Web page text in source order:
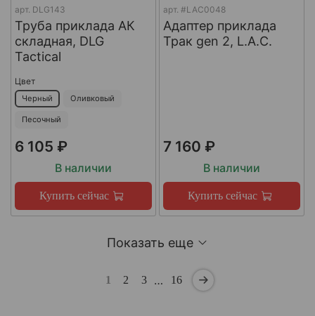
арт. DLG143
Труба приклада АК
складная, DLG
Tactical
Цвет
Черный Оливковый
Песочный
6 105 ₽
В наличии
Купить сейчас
арт. #LAC0048
Адаптер приклада
Трак gen 2, L.A.C.
7 160 ₽
В наличии
Купить сейчас
Показать еще
1 2 3 … 16